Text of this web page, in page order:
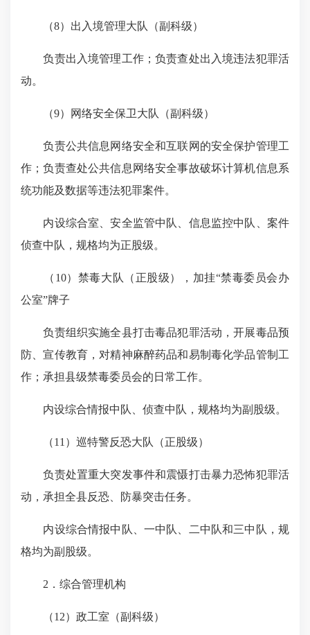
（8）出入境管理大队（副科级）
负责出入境管理工作；负责查处出入境违法犯罪活
动。
（9）网络安全保卫大队（副科级）
负责公共信息网络安全和互联网的安全保护管理工
作；负责查处公共信息网络安全事故破坏计算机信息系
统功能及数据等违法犯罪案件。
内设综合室、安全监管中队、信息监控中队、案件
侦查中队，规格均为正股级。
（ 10）禁毒大队（正股级），加挂“禁毒委员会办
公室”牌子
负责组织实施全县打击毒品犯罪活动，开展毒品预
防、宣传教育，对精神麻醉药品和易制毒化学品管制工
作；承担县级禁毒委员会的日常工作。
内设综合情报中队、侦查中队，规格均为副股级。
（11 ）巡特警反恐大队（正股级）
负责处置重大突发事件和震慑打击暴力恐怖犯罪活
动，承担全县反恐、防暴突击任务。
内设综合情报中队、一中队、二中队和三中队，规
格均为副股级。
2 ．综合管理机构
（12）政工室（副科级）